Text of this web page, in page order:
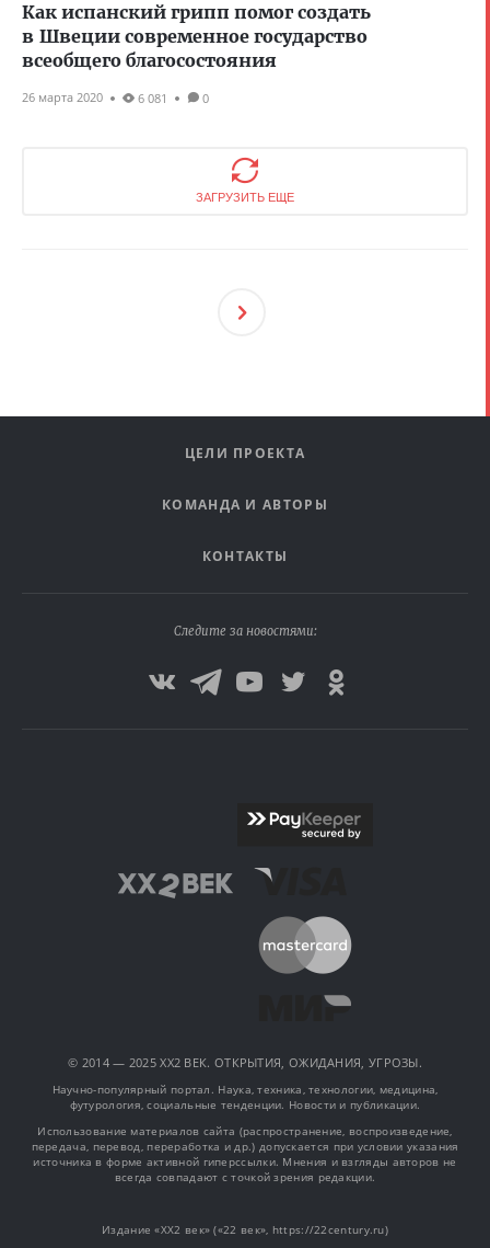
Как испанский грипп помог создать
в Швеции современное государство
всеобщего благосостояния
26 марта 2020 6 081 0
ЗАГРУЗИТЬ ЕЩЕ
Ующ
ЦЕЛИ ПРОЕКТА
КОМАНДА И АВТОРЫ
КОНТАКТЫ
Следите за новостями:
© 2014 — 2025 XX2 ВЕК. ОТКРЫТИЯ, ОЖИДАНИЯ, УГРОЗЫ.
Научно-популярный портал. Наука, техника, технологии, медицина,
футурология, социальные тенденции. Новости и публикации.
Использование материалов сайта (распространение, воспроизведение,
передача, перевод, переработка и др.) допускается при условии указания
источника в форме активной гиперссылки. Мнения и взгляды авторов не
всегда совпадают с точкой зрения редакции.
Издание «XX2 век» («22 век», https://22century.ru)